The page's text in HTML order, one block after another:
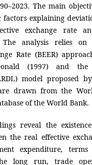
The main
factors explaining
exchange rate
analysis relies on
Rate (BEER)
(1997) and the
model proposed
drawn from the
of the World Bank.
reveal the
the real effective
expenditure,
long run, trade